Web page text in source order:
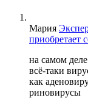
Мария
приобретает
на самом
всё-таки
как
риновирусы